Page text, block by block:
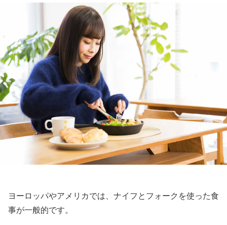
ヨーロッパやアメリカでは、ナイフとフォークを使った食
事が一般的です。